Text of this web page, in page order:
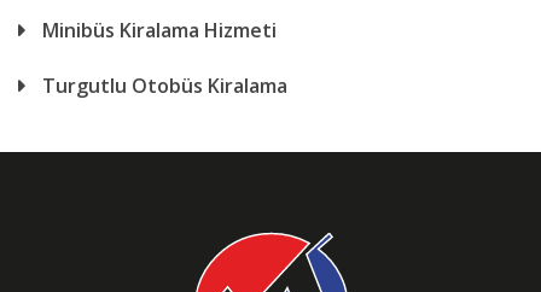
Minibüs Kiralama Hizmeti
Turgutlu Otobüs Kiralama